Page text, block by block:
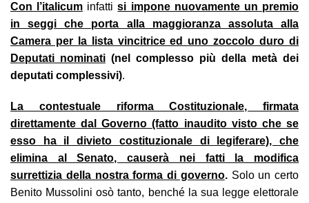
Con l’italicum infatti si impone nuovamente un premio
in seggi che porta alla maggioranza assoluta alla
Camera per la lista vincitrice ed uno zoccolo duro di
Deputati nominati (nel complesso più della metà dei
deputati complessivi).
La contestuale riforma Costituzionale, firmata
direttamente dal Governo (fatto inaudito visto che se
esso ha il divieto costituzionale di legiferare), che
elimina al Senato, causerà nei fatti la modifica
surrettizia della nostra forma di governo. Solo un certo
Benito Mussolini osò tanto, benché la sua legge elettorale